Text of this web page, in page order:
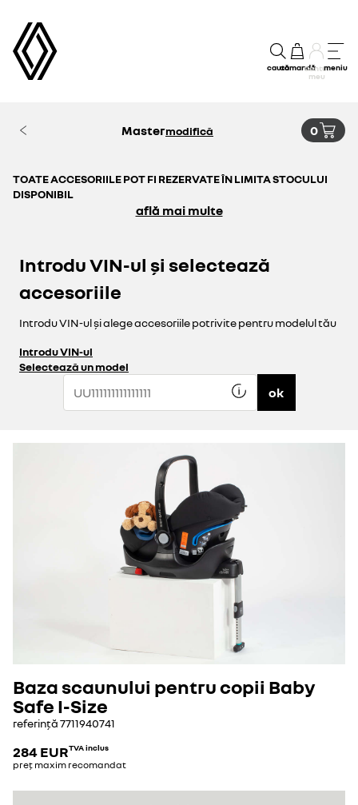
cautăcomandăContul
meu
meniu
Mastermodifică 0
TOATE ACCESORIILE POT FI REZERVATE ÎN LIMITA STOCULUI
DISPONIBIL
află mai multe
Introdu VIN-ul și selectează
accesoriile
Introdu VIN-ul și alege accesoriile potrivite pentru modelul tău
Introdu VIN-ul
Selectează un model
ok
Baza scaunului pentru copii Baby
Safe I-Size
referință7711940741
284 EURTVA inclus
preț maxim recomandat